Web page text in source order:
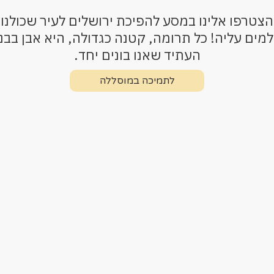
הצטרפו אלינו במסע להפיכת ירושלים לעיר שכולנו
עליה! כל תרומה, קטנה כגדולה, היא אבן
העתיד שאנו בונים יחד.
לתמיכה במוסללה
לתמיכה במוסללה